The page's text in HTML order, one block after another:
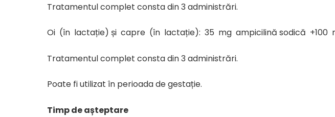
Tratamentul complet consta din 3 administrări.
Oi (în lactație) și capre (în lactație): 35 mg ampicilină sodică +100
Tratamentul complet consta din 3 administrări.
Poate fi utilizat în perioada de gestație.
Timp de așteptare